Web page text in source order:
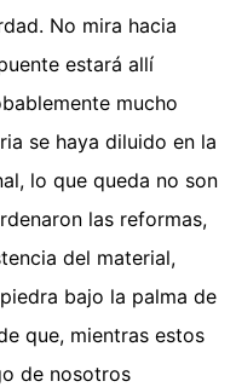
No mira hacia
estará allí
mucho
se haya diluido en la
lo que queda no son
las reformas,
del material,
bajo la palma de
que, mientras estos
de nosotros